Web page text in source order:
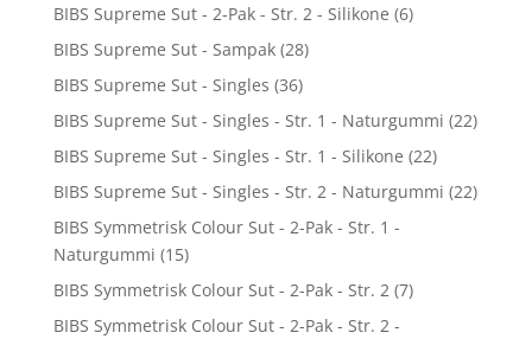
BIBS Supreme Sut - 2-Pak - Str. 2 - Silikone (6)
BIBS Supreme Sut - Sampak (28)
BIBS Supreme Sut - Singles (36)
BIBS Supreme Sut - Singles - Str. 1 - Naturgummi (22)
BIBS Supreme Sut - Singles - Str. 1 - Silikone (22)
BIBS Supreme Sut - Singles - Str. 2 - Naturgummi (22)
BIBS Symmetrisk Colour Sut - 2-Pak - Str. 1 -
Naturgummi (15)
BIBS Symmetrisk Colour Sut - 2-Pak - Str. 2 (7)
BIBS Symmetrisk Colour Sut - 2-Pak - Str. 2 -